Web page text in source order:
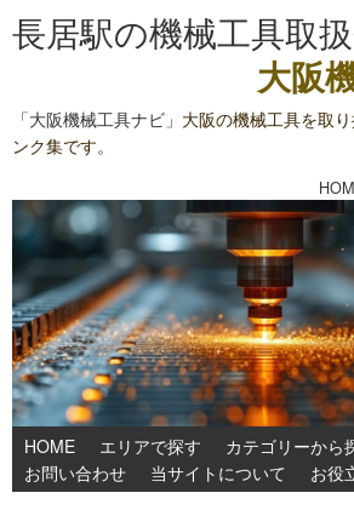
長居駅の機械工具取
大阪
「大阪機械工具ナビ 」大阪の機械工具を取
ンク集です。
HOME エリアで探す カテゴリーから
お問い合わせ
当サイトについて お役